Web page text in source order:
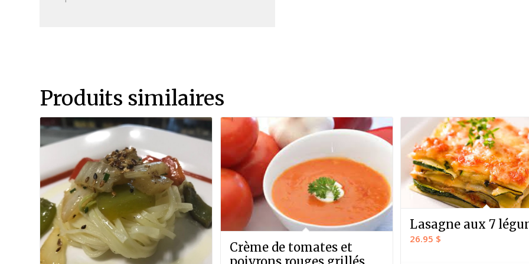
Produits similaires
Crème de tomates et
Lasagne aux 7
26.95 $